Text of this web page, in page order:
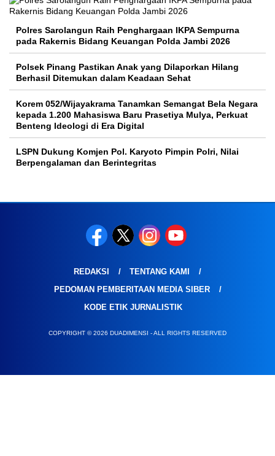
Polres Sarolangun Raih Penghargaan IKPA Sempurna
pada Rakernis Bidang Keuangan Polda Jambi 2026
Polsek Pinang Pastikan Anak yang Dilaporkan Hilang
Berhasil Ditemukan dalam Keadaan Sehat
Korem 052/Wijayakrama Tanamkan Semangat Bela Negara
kepada 1.200 Mahasiswa Baru Prasetiya Mulya, Perkuat
Benteng Ideologi di Era Digital
LSPN Dukung Komjen Pol. Karyoto Pimpin Polri, Nilai
Berpengalaman dan Berintegritas
REDAKSI
TENTANG KAMI
PEDOMAN PEMBERITAAN MEDIA SIBER
KODE ETIK JURNALISTIK
COPYRIGHT © 2026 DUADIMENSI - ALL RIGHTS RESERVED